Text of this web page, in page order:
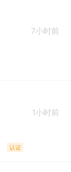
7小时前
1小时前
认证